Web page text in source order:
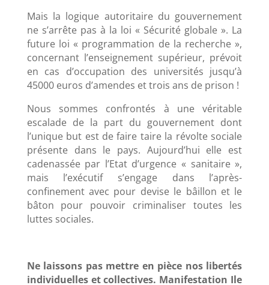
Mais la logique autoritaire du gouvernement
ne s’arrête pas à la loi « Sécurité globale ». La
future loi « programmation de la recherche »,
concernant l’enseignement supérieur, prévoit
en cas d’occupation des universités jusqu’à
45000 euros d’amendes et trois ans de prison !
Nous sommes confrontés à une véritable
escalade de la part du gouvernement dont
l’unique but est de faire taire la révolte sociale
présente dans le pays. Aujourd’hui elle est
cadenassée par l’Etat d’urgence « sanitaire »,
mais l’exécutif s’engage dans l’après-
confinement avec pour devise le bâillon et le
bâton pour pouvoir criminaliser toutes les
luttes sociales.
Ne laissons pas mettre en pièce nos libertés
individuelles et collectives. Manifestation Ile